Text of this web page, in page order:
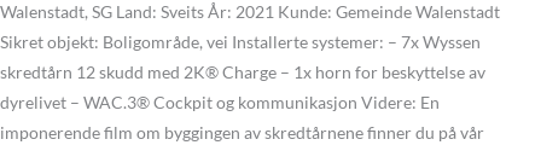
Walenstadt, SG Land: Sveits År: 2021 Kunde: Gemeinde Walenstadt
Sikret objekt: Boligområde, vei Installerte systemer: – 7x Wyssen
skredtårn 12 skudd med 2K® Charge – 1x horn for beskyttelse av
dyrelivet – WAC.3® Cockpit og kommunikasjon Videre: En
imponerende film om byggingen av skredtårnene finner du på vår